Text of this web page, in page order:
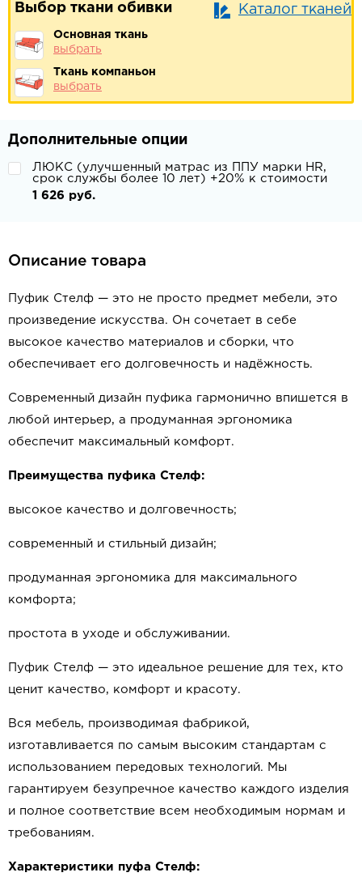
Выбор ткани обивки Каталог тканей
Основная ткань
выбрать
Ткань компаньон
выбрать
Дополнительные опции
ЛЮКС (улучшенный матрас из ППУ марки HR,
срок службы более 10 лет) +20% к стоимости
1 626 руб.
Описание товара
Пуфик Стелф — это не просто предмет мебели, это
произведение искусства. Он сочетает в себе
высокое качество материалов и сборки, что
обеспечивает его долговечность и надёжность.
Современный дизайн пуфика гармонично впишется в
любой интерьер, а продуманная эргономика
обеспечит максимальный комфорт.
Преимущества пуфика Стелф:
высокое качество и долговечность;
современный и стильный дизайн;
продуманная эргономика для максимального
комфорта;
простота в уходе и обслуживании.
Пуфик Стелф — это идеальное решение для тех, кто
ценит качество, комфорт и красоту.
Вся мебель, производимая фабрикой,
изготавливается по самым высоким стандартам с
использованием передовых технологий. Мы
гарантируем безупречное качество каждого изделия
и полное соответствие всем необходимым нормам и
требованиям.
Характеристики пуфа Стелф: